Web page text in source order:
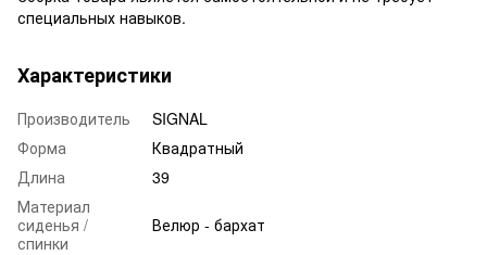
специальных навыков.
Характеристики
Производитель
SIGNAL
Форма
Квадратный
Длина
39
Материал
сиденья /
спинки
Велюр - бархат